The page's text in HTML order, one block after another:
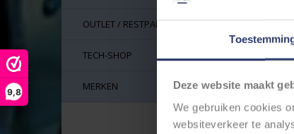
Deze website maakt
We gebruiken cookies
websiteverkeer te
9,8
OUTLET / RESTPARTIJEN
TECH-SHOP
MERKEN